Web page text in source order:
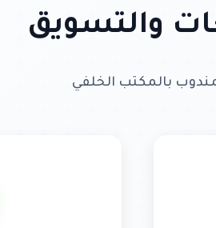
والتسويق
بالمكتب الخلفي